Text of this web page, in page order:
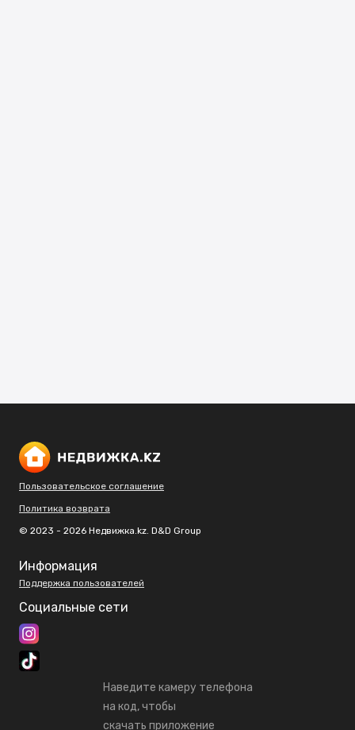
Пользовательское соглашение
Политика возврата
© 2023 - 2026 Недвижка.kz. D&D Group
Информация
Поддержка пользователей
Социальные сети
Наведите камеру телефона
на код, чтобы
скачать приложение